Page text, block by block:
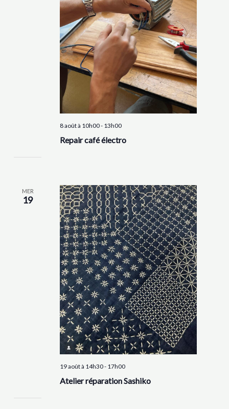
Repair café électro
8 août à 10h00- 13h00
MER
19
Atelier réparation Sashiko
19 août à 14h30- 17h00